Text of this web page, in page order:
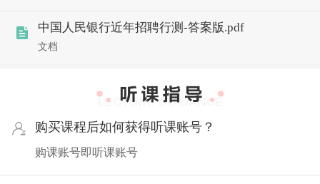
中国人民银行近年招聘行测-答案版.pdf
文档
购买课程后如何获得听课账号？
购课账号即听课账号